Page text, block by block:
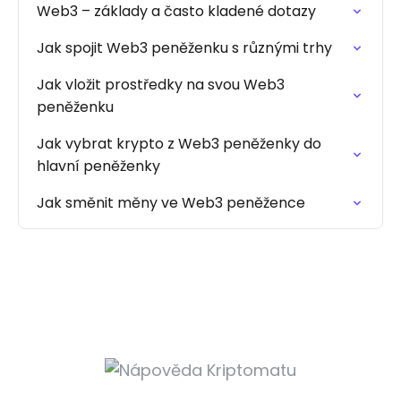
Web3 – základy a často kladené dotazy
Jak spojit Web3 peněženku s různými trhy
Jak vložit prostředky na svou Web3
peněženku
Jak vybrat krypto z Web3 peněženky do
hlavní peněženky
Jak směnit měny ve Web3 peněžence